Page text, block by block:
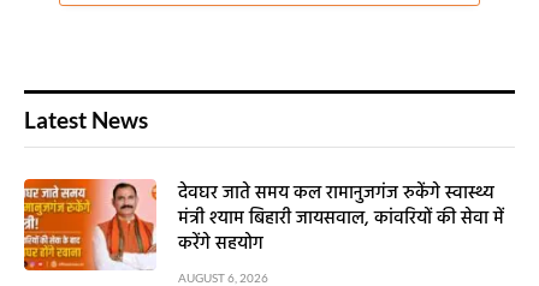
Latest News
देवघर जाते समय कल रामानुजगंज रुकेंगे स्वास्थ्य
मंत्री श्याम बिहारी जायसवाल, कांवरियों की सेवा में
करेंगे सहयोग
AUGUST 6, 2026